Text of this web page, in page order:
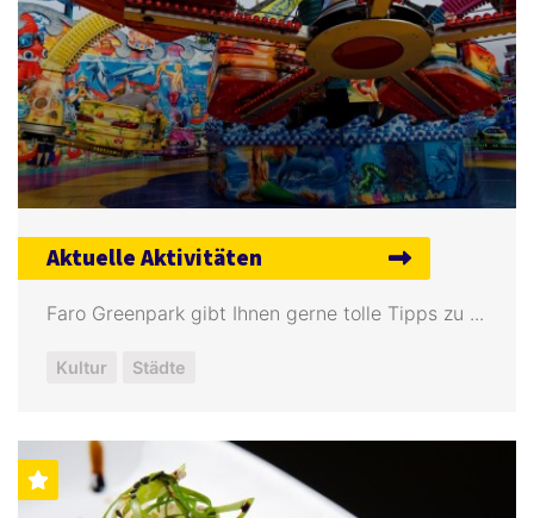
Aktuelle Aktivitäten
Faro Greenpark gibt Ihnen gerne tolle Tipps zu ...
Kultur Städte